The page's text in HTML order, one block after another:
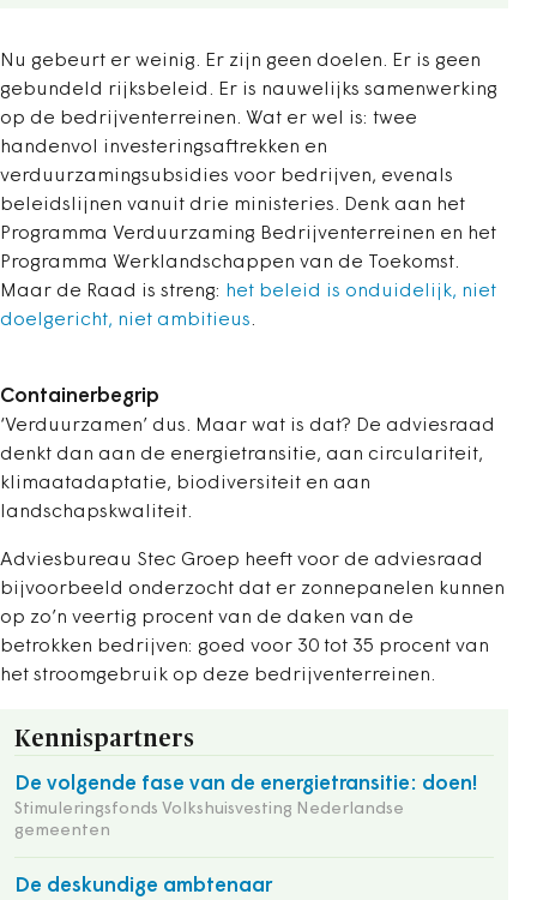
Nu gebeurt er weinig. Er zijn geen doelen. Er is geen
gebundeld rijksbeleid. Er is nauwelijks samenwerking
op de bedrijventerreinen. Wat er wel is: twee
handenvol investeringsaftrekken en
verduurzamingsubsidies voor bedrijven, evenals
beleidslijnen vanuit drie ministeries. Denk aan het
Programma Verduurzaming Bedrijventerreinen en het
Programma Werklandschappen van de Toekomst.
Maar de Raad is streng: het beleid is onduidelijk, niet
doelgericht, niet ambitieus.
Containerbegrip
‘Verduurzamen’ dus. Maar wat is dat? De adviesraad
denkt dan aan de energietransitie, aan circulariteit,
klimaatadaptatie, biodiversiteit en aan
landschapskwaliteit.
Adviesbureau Stec Groep heeft voor de adviesraad
bijvoorbeeld onderzocht dat er zonnepanelen kunnen
op zo’n veertig procent van de daken van de
betrokken bedrijven: goed voor 30 tot 35 procent van
het stroomgebruik op deze bedrijventerreinen.
Kennispartners
De volgende fase van de energietransitie: doen!
Stimuleringsfonds Volkshuisvesting Nederlandse
gemeenten
De deskundige ambtenaar